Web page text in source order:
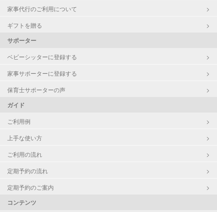
レッスン
お子様の撮影
家事代行のご利用について
ギフトを贈る
サポーター
ベビーシッターに登録する
家事サポーターに登録する
保育士サポーターの声
ガイド
ご利用例
上手な使い方
ご利用の流れ
定期予約の流れ
定期予約のご案内
コンテンツ